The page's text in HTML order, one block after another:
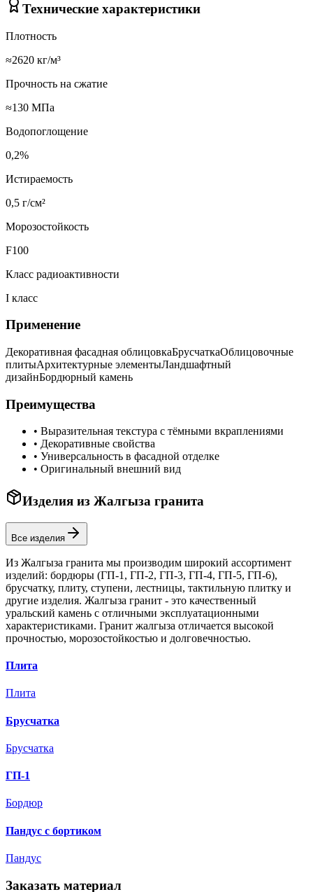
Технические характеристики
Плотность
≈2620 кг/м³
Прочность на сжатие
≈130 МПа
Водопоглощение
0,2%
Истираемость
0,5 г/см²
Морозостойкость
F100
Класс радиоактивности
I класс
Применение
Декоративная фасадная облицовкаБрусчаткаОблицовочные
плитыАрхитектурные элементыЛандшафтный
дизайнБордюрный камень
Преимущества
• Выразительная текстура с тёмными вкраплениями
• Декоративные свойства
• Универсальность в фасадной отделке
• Оригинальный внешний вид
Изделия из Жалгыза гранита
Все изделия
Из Жалгыза гранита мы производим широкий ассортимент
изделий: бордюры (ГП-1, ГП-2, ГП-3, ГП-4, ГП-5, ГП-6),
брусчатку, плиту, ступени, лестницы, тактильную плитку и
другие изделия. Жалгыза гранит - это качественный
уральский камень с отличными эксплуатационными
характеристиками. Гранит жалгыза отличается высокой
прочностью, морозостойкостью и долговечностью.
Плита
Плита
Брусчатка
Брусчатка
ГП-1
Бордюр
Пандус с бортиком
Пандус
Заказать материал